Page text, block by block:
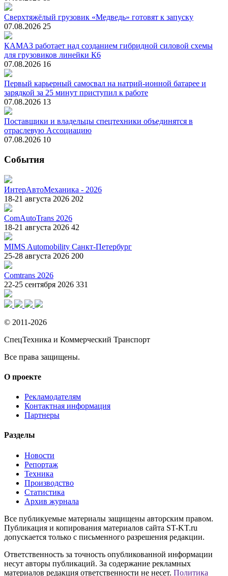
Сверхтяжёлый грузовик «Медведь» готовят к запуску
07.08.2026 25
КАМАЗ работает над созданием гибридной силовой схемы
для грузовиков линейки К6
07.08.2026 16
Первый карьерный самосвал на натрий-ионной батарее и
зарядкой за 25 минут приступил к работе
07.08.2026 13
Поставщики и владельцы спецтехники объединятся в
отраслевую Ассоциацию
07.08.2026 10
События
ИнтерАвтоМеханика - 2026
18-21 августа 2026 202
ComAutoTrans 2026
18-21 августа 2026 42
MIMS Automobility Санкт-Петербург
25-28 августа 2026 200
Comtrans 2026
22-25 сентября 2026 331
© 2011-2026
СпецТехника и Коммерческий Транспорт
Все права защищены.
О проекте
Рекламодателям
Контактная информация
Партнеры
Разделы
Новости
Репортаж
Техника
Производство
Статистика
Архив журнала
Все публикуемые материалы защищены авторским правом.
Публикация и копирования материалов сайта ST-KT.ru
допускается только с письменного разрешения редакции.
Ответственность за точность опубликованной информации
несут авторы публикаций. За содержание рекламных
материалов редакция ответственности не несет. Политика